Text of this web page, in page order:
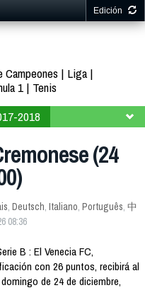
Edición
Campeones
Liga
1
Tenis
2018
(24
, Deutsch, Italiano, Português, 中
08:36
B : El Venecia FC,
con 26 puntos, recibirá al
de 24 de diciembre,